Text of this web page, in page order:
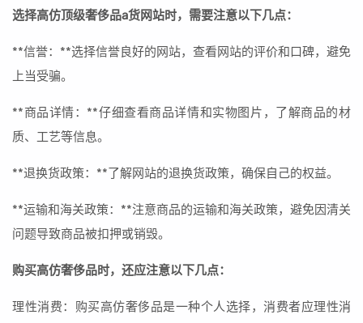
选择高仿顶级奢侈品a货网站时，需要注意以下几点：
**信誉：**选择信誉良好的网站，查看网站的评价和口碑，避免
上当受骗。
**商品详情：**仔细查看商品详情和实物图片，了解商品的材
质、工艺等信息。
**退换货政策：**了解网站的退换货政策，确保自己的权益。
**运输和海关政策：**注意商品的运输和海关政策，避免因清关
问题导致商品被扣押或销毁。
购买高仿奢侈品时，还应注意以下几点：
理性消费：购买高仿奢侈品是一种个人选择，消费者应理性消